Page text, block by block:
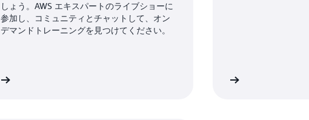
しょう。AWS エキスパートのライブショーに
参加し、コミュニティとチャットして、オン
デマンドトレーニングを見つけてください。